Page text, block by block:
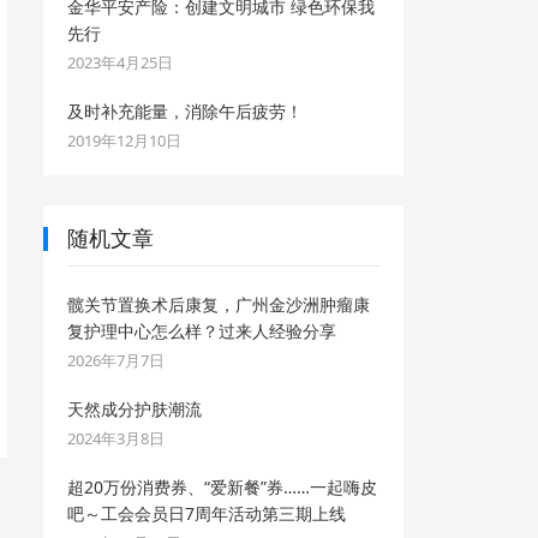
金华平安产险：创建文明城市 绿色环保我
先行
2023年4月25日
及时补充能量，消除午后疲劳！
2019年12月10日
随机文章
髋关节置换术后康复，广州金沙洲肿瘤康
复护理中心怎么样？过来人经验分享
2026年7月7日
天然成分护肤潮流
2024年3月8日
超20万份消费券、“爱新餐”券……一起嗨皮
吧～工会会员日7周年活动第三期上线